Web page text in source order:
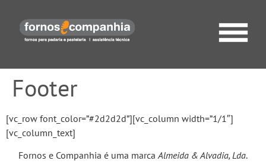
Footer
[vc_row font_color=”#2d2d2d”][vc_column width=”1/1″]
[vc_column_text]
Fornos e Companhia é uma marcaAlmeida & Alvadia, Lda.